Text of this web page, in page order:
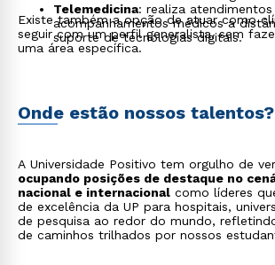
Telemedicina: realiza atendimentos
acompanhamentos médicos a
suporte de tecnologias digitais.
Existe também a opção de atuar como
seguir com um perfil generalista, sem
uma área específica.
Onde estão nossos talentos?
A Universidade Positivo tem orgulho de
ocupando posições de destaque no
nacional e internacional como líderes
de excelência da UP para hospitais,
de pesquisa ao redor do mundo,
de caminhos trilhados por nossos